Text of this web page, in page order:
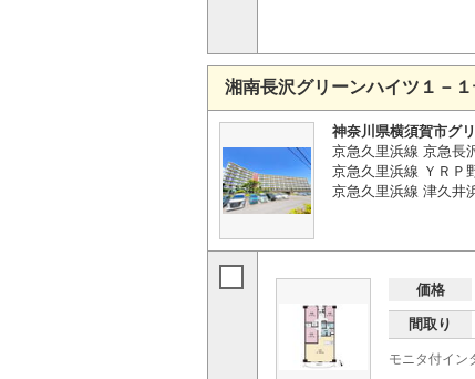
湘南長沢グリーンハイツ１－
神奈川県横須賀市グ
京急久里浜線 京急長
京急久里浜線 ＹＲＰ
京急久里浜線 津久井
価格
間取り
モニタ付イン